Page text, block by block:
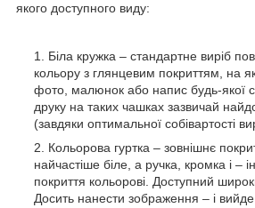
якого доступного виду:
Біла кружка – стандартне виріб
кольору з глянцевим покриттям, на
фото, малюнок або напис будь-якої
друку на таких чашках зазвичай
(завдяки оптимальної собівартості
Кольорова гуртка – зовнішнє
найчастіше біле, а ручка, кромка і –
покриття кольорові. Доступний
Досить нанести зображення – і